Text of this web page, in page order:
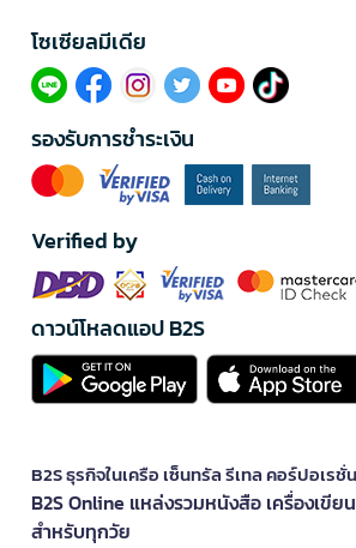
โซเซียลมีเดีย​
รองรับการชำระเงิน
Verified by
ดาวน์โหลดแอป B2S
B2S ธุรกิจในเครือ เซ็นทรัล รีเทล คอร์ปอเร
B2S Online แหล่งรวมหนังสือ เครื่องเขีย
สำหรับทุกวัย